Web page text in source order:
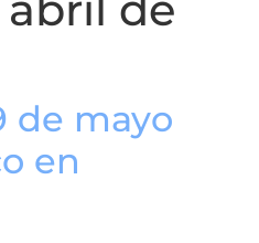
de mayo
en